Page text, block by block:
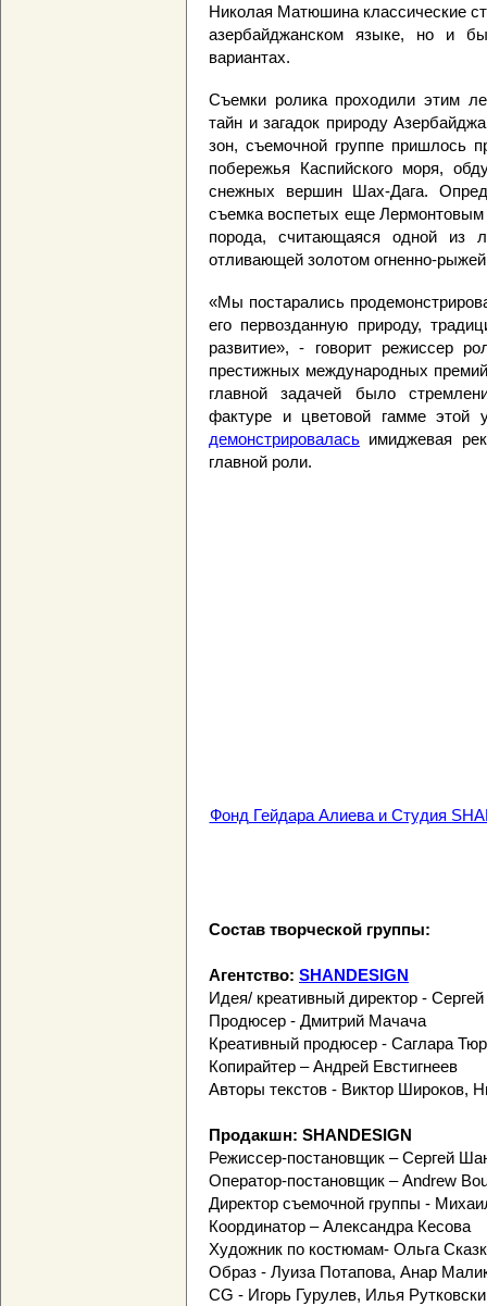
Николая Матюшина классические
азербайджанском языке, но и
вариантах.
Съемки ролика проходили этим
тайн и загадок природу
зон, съемочной группе пришлось
побережья Каспийского моря,
снежных вершин Шах-Дага.
съемка воспетых еще
порода, считающаяся одной из
отливающей золотом огненно-
«Мы постарались
его первозданную природу,
развитие», - говорит режиссер
престижных международных
главной задачей было
фактуре и цветовой гамме этой
демонстрировалась имиджевая
главной роли.
Фонд Гейдара Алиева и Студия
Состав творческой группы:
Агентство: SHANDESIGN
Идея/ креативный директор -
Продюсер - Дмитрий Мачача
Креативный продюсер - Саглара
Копирайтер – Андрей Евстигнеев
Авторы текстов - Виктор Широков,
Продакшн: SHANDESIGN
Режиссер-постановщик – Сергей
Оператор-постановщик – Andrew
Директор съемочной группы -
Координатор – Александра Кесова
Художник по костюмам- Ольга
Образ - Луиза Потапова, Анар
CG - Игорь Гурулев, Илья